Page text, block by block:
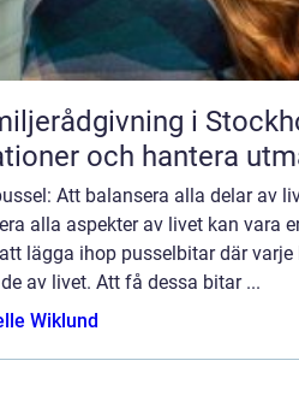
i
och hantera
Att balansera alla delar av
alla aspekter av livet kan vara
lägga ihop pusselbitar där
av livet. Att få dessa bitar ...
Wiklund